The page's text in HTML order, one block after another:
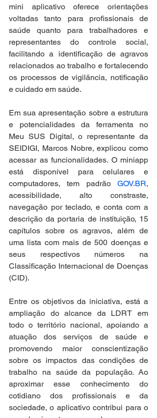
mini aplicativo oferece orientações
voltadas tanto para profissionais de
saúde quanto para trabalhadores e
representantes do controle social,
facilitando a identificação de agravos
relacionados ao trabalho e fortalecendo
os processos de vigilância, notificação
e cuidado em saúde.
Em sua apresentação sobre a estrutura
e potencialidades da ferramenta no
Meu SUS Digital, o representante da
SEIDIGI, Marcos Nobre, explicou como
acessar as funcionalidades. O miniapp
está disponível para celulares e
computadores, tem padrão GOV.BR,
acessibilidade, alto constraste,
navegação por teclado, e conta com a
descrição da portaria de instituição, 15
capítulos sobre os agravos, além de
uma lista com mais de 500 doenças e
seus respectivos números na
Classificação Internacional de Doenças
(CID).
Entre os objetivos da iniciativa, está a
ampliação do alcance da LDRT em
todo o território nacional, apoiando a
atuação dos serviços de saúde e
promovendo maior conscientização
sobre os impactos das condições de
trabalho na saúde da população. Ao
aproximar esse conhecimento do
cotidiano dos profissionais e da
sociedade, o aplicativo contribui para o